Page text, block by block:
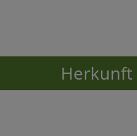
Herkunft